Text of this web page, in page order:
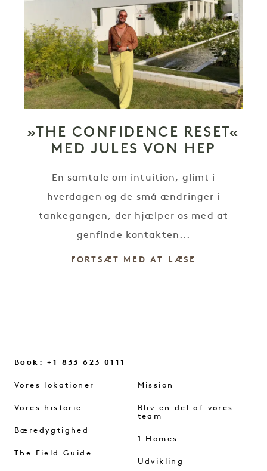
»THE CONFIDENCE RESET«
MED JULES VON HEP
En samtale om intuition, glimt i
hverdagen og de små ændringer i
tankegangen, der hjælper os med at
genfinde kontakten...
FORTSÆT MED AT LÆSE
Book: +1 833 623 0111
Vores lokationer
Vores historie
Bæredygtighed
The Field Guide
Mission
Bliv en del af vores
team
1 Homes
Udvikling